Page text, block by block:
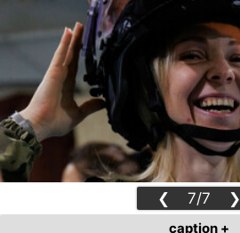
❮ 7/7 ❯
caption +